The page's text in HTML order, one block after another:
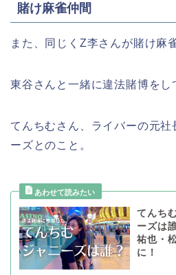
賭け麻雀仲間
また、同じくZ李さんが賭け麻
東谷さんと一緒に違法賭博をし
てんちむさん、ライバーの元社
ーズとのこと。
てんち
ーズは
祐也・
に！